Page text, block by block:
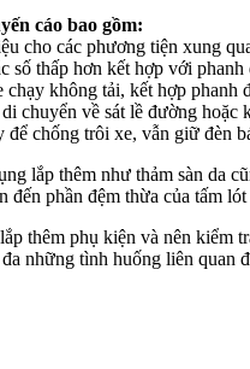
cáo bao gồm:
cho các phương tiện xung
số thấp hơn kết hợp với
không tải, kết hợp phanh
chuyển về sát lề đường
chống trôi xe, vẫn giữ đèn
lắp thêm như thảm sàn
đến phần đệm thừa của tấm
thêm phụ kiện và nên kiểm
những tình huống liên quan